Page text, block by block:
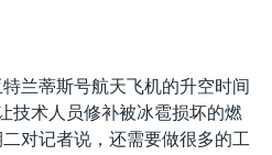
兰蒂斯号航天飞机的升空时间
技术人员修补被冰雹损坏的燃
对记者说，还需要做很多的工